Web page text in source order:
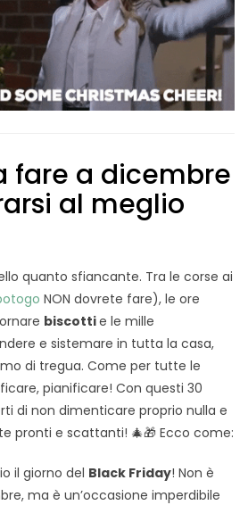
fare a dicembre
al meglio
quanto sfiancante. Tra le corse ai
NON dovrete fare), le ore
biscottie le mille
e sistemare in tutta la casa,
di tregua. Come per tutte le
pianificare! Con questi 30
di non dimenticare proprio nulla e
pronti e scattanti! 🎄🎁 Ecco come:
il giorno del Black Friday! Non è
ma è un’occasione imperdibile